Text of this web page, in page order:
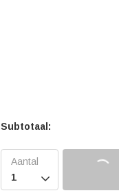
Subtotaal:
